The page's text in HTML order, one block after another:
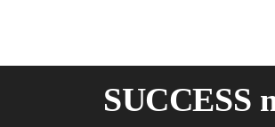
SUCCESS